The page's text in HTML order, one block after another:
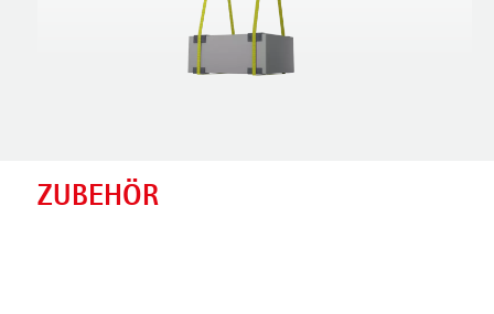
ZUBEHÖR